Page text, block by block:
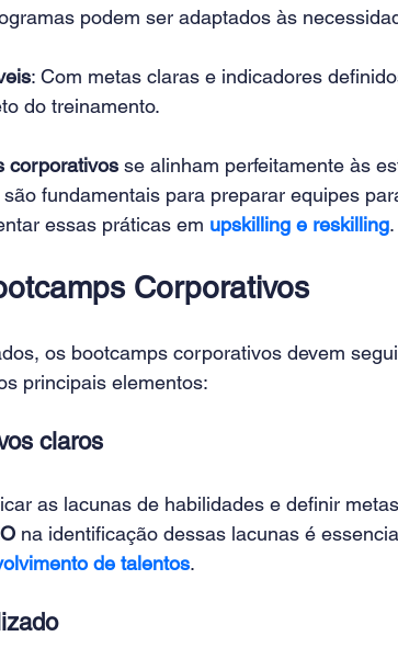
podem ser adaptados às
: Com metas claras e indicadores
do treinamento.
corporativos se alinham perfeitamente às
fundamentais para preparar equipes
essas práticas em upskilling e reskilling.
Corporativos
os bootcamps corporativos devem
principais elementos:
claros
as lacunas de habilidades e definir
na identificação dessas lacunas é
de talentos.